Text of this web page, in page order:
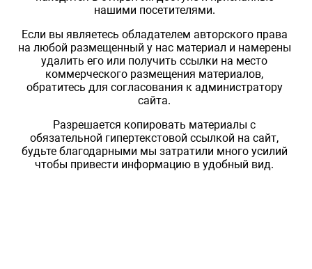
нашими посетителями.
Если вы являетесь обладателем авторского права
на любой размещенный у нас материал и намерены
удалить его или получить ссылки на место
коммерческого размещения материалов,
обратитесь для согласования к администратору
сайта.
Разрешается копировать материалы с
обязательной гипертекстовой ссылкой на сайт,
будьте благодарными мы затратили много усилий
чтобы привести информацию в удобный вид.